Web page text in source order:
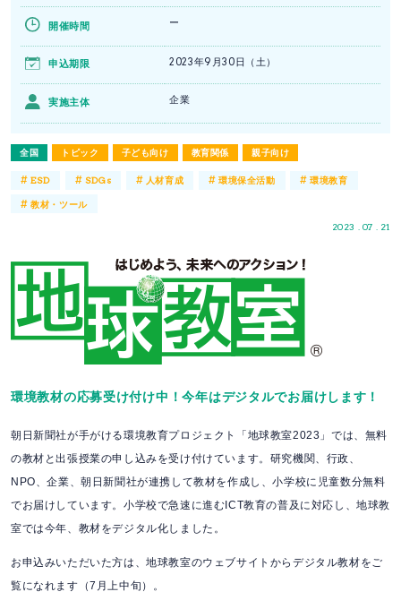
全国 トピック 子ども向け 教育関係 親子向け
2023 . 07 . 21
開催時間 ー
申込期限 2023年9月30日（土）
実施主体 企業
#ESD # SDGs # 人材育成 # 環境保全活動 #環境教育
#教材・ツール
環境教材の応募受け付け中！今年はデジタルでお届けします！
朝日新聞社が手がける環境教育プロジェクト「地球教室2023」では、無料
の教材と出張授業の申し込みを受け付けています。研究機関、行政、
NPO、企業、朝日新聞社が連携して教材を作成し、小学校に児童数分無料
でお届けしています。小学校で急速に進むICT教育の普及に対応し、地球教
室では今年、教材をデジタル化しました。
お申込みいただいた方は、地球教室のウェブサイトからデジタル教材をご
覧になれます（7月上中旬）。